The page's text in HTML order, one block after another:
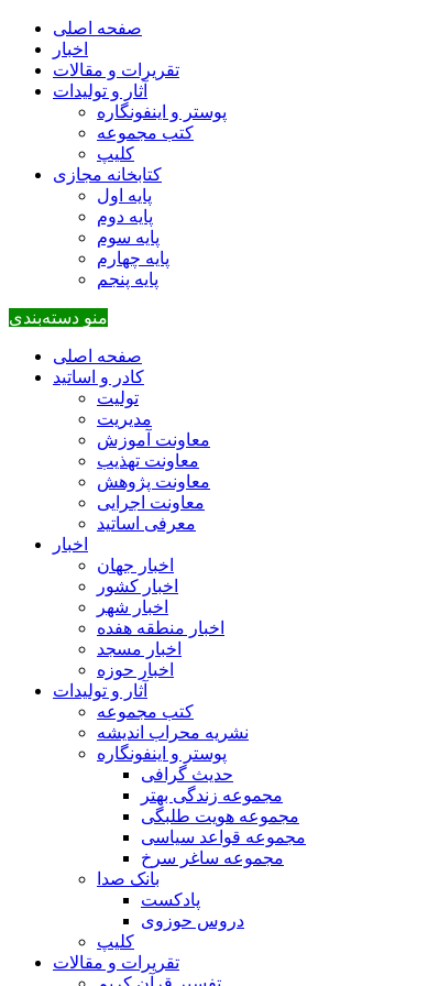
صفحه اصلی
اخبار
تقریرات و مقالات
آثار و تولیدات
پوستر و اینفونگاره
کتب مجموعه
کلیپ
کتابخانه مجازی
پایه اول
پایه دوم
پایه سوم
پایه چهارم
پایه پنجم
منو دسته‌بندی
صفحه اصلی
کادر و اساتید
تولیت
مدیریت
معاونت آموزش
معاونت تهذیب
معاونت پژوهش
معاونت اجرایی
معرفی اساتید
اخبار
اخبار جهان
اخبار کشور
اخبار شهر
اخبار منطقه هفده
اخبار مسجد
اخبار حوزه
آثار و تولیدات
کتب مجموعه
نشریه محراب اندیشه
پوستر و اینفونگاره
حدیث گرافی
مجموعه زندگی بهتر
مجموعه هویت طلبگی
مجموعه قواعد سیاسی
مجموعه ساغر سرخ
بانک صدا
پادکست
دروس حوزوی
کلیپ
تقریرات و مقالات